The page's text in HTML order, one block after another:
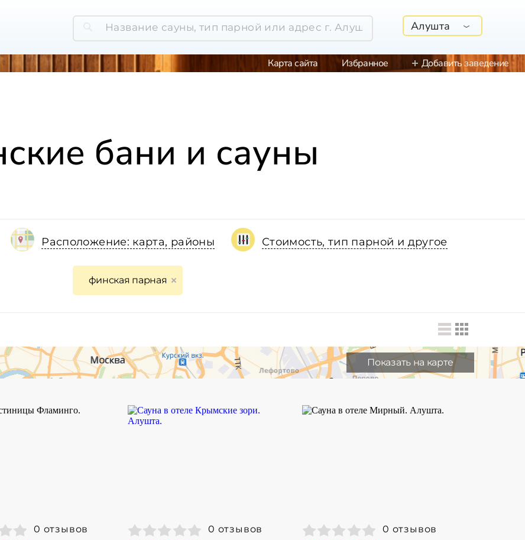
Алушта
Карта сайта Избранное Добавить заведение
бани и сауны
Расположение: карта, районы Стоимость, тип парной и другое
финская парная
Показать на карте
0 отзывов 0 отзывов 0 отзывов